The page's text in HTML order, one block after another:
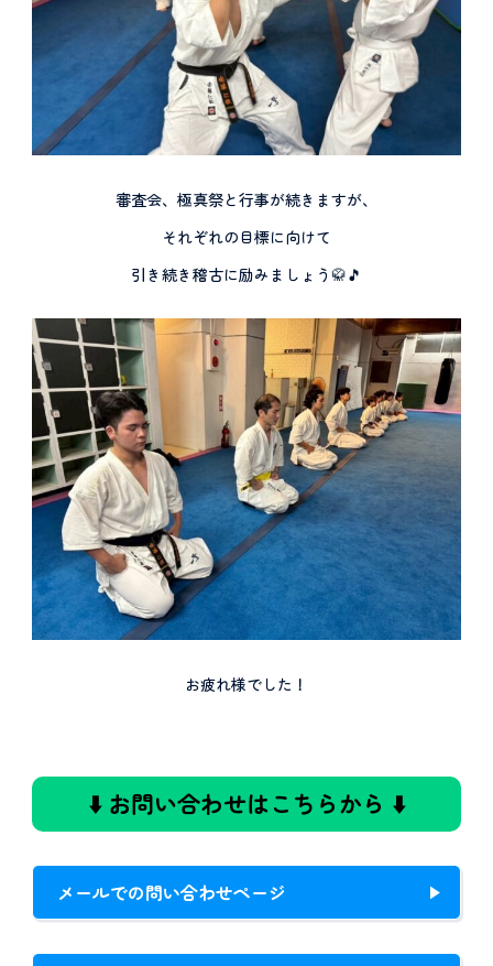
審査会、極真祭と行事が続きますが、
それぞれの目標に向けて
引き続き稽古に励みましょう🥋🎵
お疲れ様でした！
⬇️ お問い合わせはこちらから ⬇️
メールでの問い合わせページ